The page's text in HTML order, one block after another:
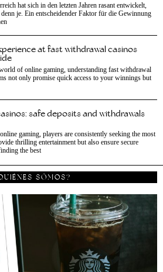
hat sich in den letzten Jahren rasant entwickelt,
je. Ein entscheidender Faktor für die Gewinnung
at fast withdrawal casinos
of online gaming, understanding fast withdrawal
not only promise quick access to your winnings but
safe deposits and withdrawals
gaming, players are consistently seeking the most
thrilling entertainment but also ensure secure
the best
SÓMOS?